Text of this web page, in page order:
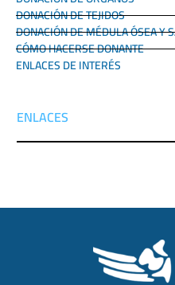
DONACIÓN DE TEJIDOS
DONACIÓN DE MÉDULA ÓSEA Y
CÓMO HACERSE DONANTE
ENLACES DE INTERÉS
ENLACES